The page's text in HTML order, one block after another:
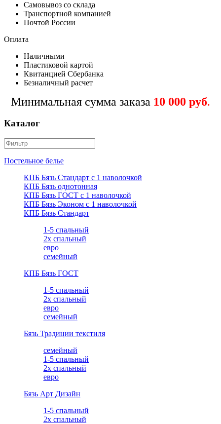
Самовывоз со склада
Транспортной компанией
Почтой России
Оплата
Наличными
Пластиковой картой
Квитанцией Сбербанка
Безналичный расчет
Минимальная сумма заказа 10 000 руб.
Каталог
Постельное белье
КПБ Бязь Стандарт c 1 наволочкой
КПБ Бязь однотонная
КПБ Бязь ГОСТ c 1 наволочкой
КПБ Бязь Эконом с 1 наволочкой
КПБ Бязь Стандарт
1-5 спальный
2х спальный
евро
семейный
КПБ Бязь ГОСТ
1-5 спальный
2х спальный
евро
семейный
Бязь Традиции текстиля
семейный
1-5 спальный
2х спальный
евро
Бязь Арт Дизайн
1-5 спальный
2х спальный